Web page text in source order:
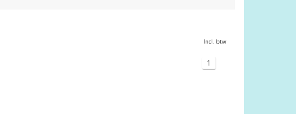
Incl. btw
1